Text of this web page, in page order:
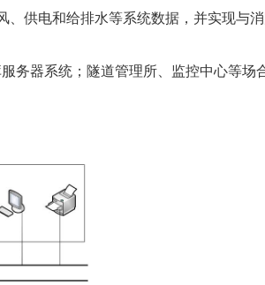
供电和给排水等系统数据，并实现与消
务器系统；隧道管理所、监控中心等场